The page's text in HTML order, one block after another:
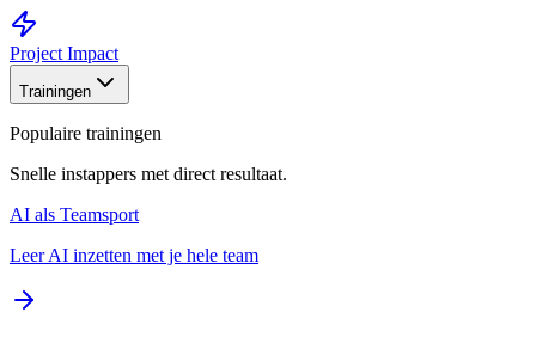
Project Impact
Trainingen
Populaire trainingen
Snelle instappers met direct resultaat.
AI als Teamsport
Leer AI inzetten met je hele team